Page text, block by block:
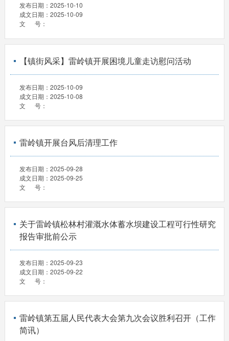
发布日期： 2025-10-10
成文日期： 2025-10-09
文 号：
【镇街风采】雷岭镇开展困境儿童走访慰问活动
发布日期： 2025-10-09
成文日期： 2025-10-08
文 号：
雷岭镇开展台风后清理工作
发布日期： 2025-09-28
成文日期： 2025-09-25
文 号：
关于雷岭镇松林村灌溉水体蓄水坝建设工程可行性研究
报告审批前公示
发布日期： 2025-09-23
成文日期： 2025-09-22
文 号：
雷岭镇第五届人民代表大会第九次会议胜利召开（工作
简讯）